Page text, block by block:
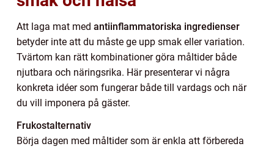
Att laga mat med antiinflammatoriska ingredienser
betyder inte att du måste ge upp smak eller variation.
Tvärtom kan rätt kombinationer göra måltider både
njutbara och näringsrika. Här presenterar vi några
konkreta idéer som fungerar både till vardags och när
du vill imponera på gäster.
Frukostalternativ
Börja dagen med måltider som är enkla att förbereda